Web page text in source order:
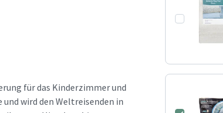
für das Kinderzimmer und
wird den Weltreisenden in